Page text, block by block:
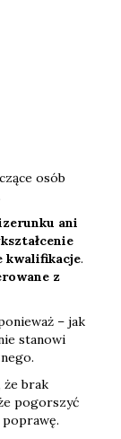
osób
ani
kwalifikacje.
z
– jak
stanowi
że brak
pogorszyć